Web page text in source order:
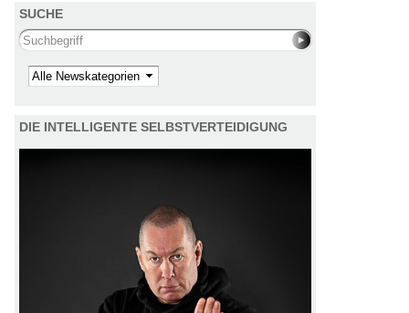
SUCHE
Search this site
Kategorie
DIE INTELLIGENTE SELBSTVERTEIDIGUNG